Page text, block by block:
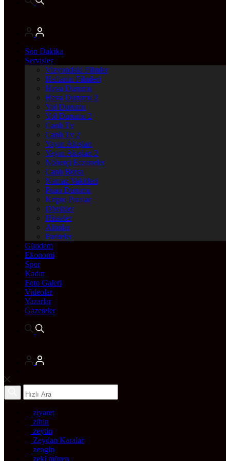
Son Dakika
Servisler
Vizyondaki Filmler
Haftanin Filmleri
Hava Durumu
Hava Durumu 2
Yol Durumu
Yol Durumu 2
Canlı Tv
Canlı Tv 2
Yayın Akışları
Yayın Akışları 2
Nöbetçi Eczaneler
Canlı Borsa
Namaz Vakitleri
Puan Durumu
Kripto Paralar
Dövizler
Hisseler
Altınlar
Pariteler
Gündem
Ekonomi
Spor
Kadın
Foto Galeri
Videolar
Yazarlar
Gazeteler
ziyaret
zihin
zeytin
Zeydan Karalar
zengin
zeki müren